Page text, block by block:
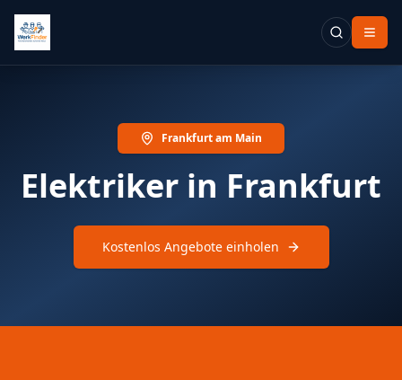
Frankfurt am Main
Elektriker in Frankfurt
Kostenlos Angebote einholen